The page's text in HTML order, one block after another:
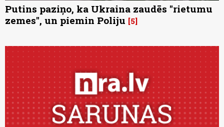
Putins paziņo, ka Ukraina zaudēs "rietumu
zemes", un piemin Poliju 5